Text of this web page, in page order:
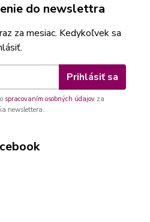
do newslettra
za mesiac. Kedykoľvek sa
Prihlásiť sa
spracovaním osobných údajov za
newslettera.